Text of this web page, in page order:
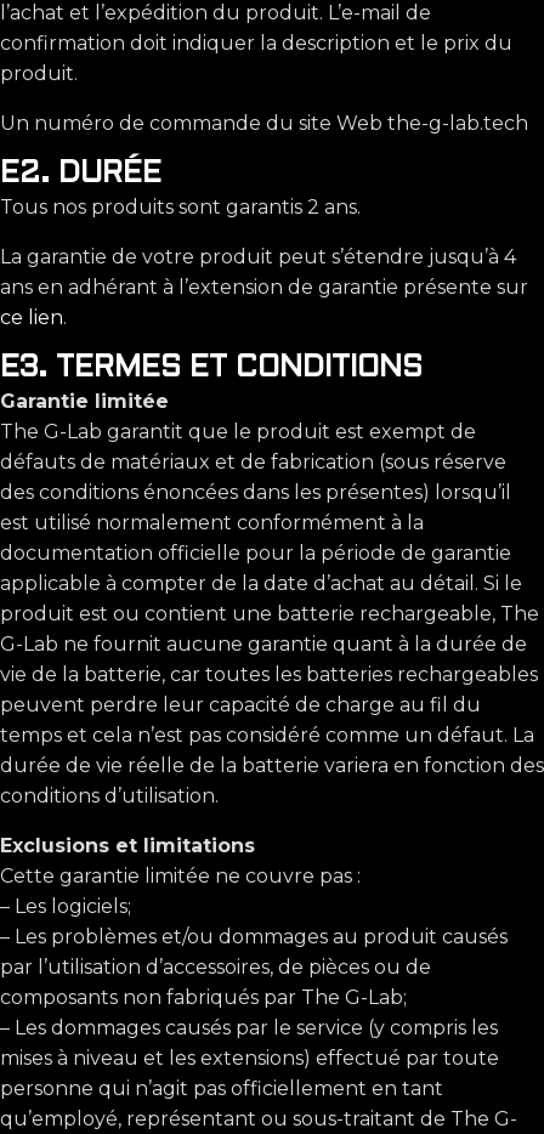
l’achat et l’expédition du produit. L’e-mail de
confirmation doit indiquer la description et le prix du
produit.
Un numéro de commande du site Web the-g-lab.tech
E2. DURÉE
Tous nos produits sont garantis 2 ans.
La garantie de votre produit peut s’étendre jusqu’à 4
ans en adhérant à l’extension de garantie présente sur
ce lien.
E3. TERMES ET CONDITIONS
Garantie limitée
The G-Lab garantit que le produit est exempt de
défauts de matériaux et de fabrication (sous réserve
des conditions énoncées dans les présentes) lorsqu’il
est utilisé normalement conformément à la
documentation officielle pour la période de garantie
applicable à compter de la date d’achat au détail. Si le
produit est ou contient une batterie rechargeable, The
G-Lab ne fournit aucune garantie quant à la durée de
vie de la batterie, car toutes les batteries rechargeables
peuvent perdre leur capacité de charge au fil du
temps et cela n’est pas considéré comme un défaut. La
durée de vie réelle de la batterie variera en fonction des
conditions d’utilisation.
Exclusions et limitations
Cette garantie limitée ne couvre pas :
– Les logiciels;
– Les problèmes et/ou dommages au produit causés
par l’utilisation d’accessoires, de pièces ou de
composants non fabriqués par The G-Lab;
– Les dommages causés par le service (y compris les
mises à niveau et les extensions) effectué par toute
personne qui n’agit pas officiellement en tant
qu’employé, représentant ou sous-traitant de The G-